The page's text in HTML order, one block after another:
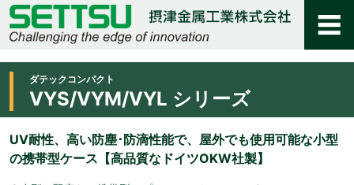
ダテックコンパクト
VYS/VYM/VYL シリーズ
UV耐性、高い防塵･防滴性能で、屋外でも使用可能な小型
の携帯型ケース【高品質なドイツOKW社製】